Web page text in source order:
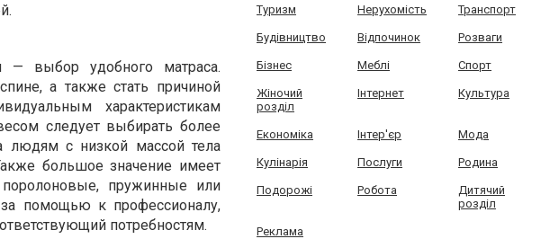
— выбор удобного матраса.
а также стать причиной
характеристикам
следует выбирать более
людям с низкой массой тела
большое значение имеет
пружинные или
помощью к профессионалу,
потребностям.
Туризм Нерухомість Транспорт
Будівництво Відпочинок Розваги
Бізнес Меблі Спорт
Жіночий
розділ
Інтернет Культура
Економіка Інтер'єр Мода
Кулінарія Послуги Родина
Подорожі Робота
Дитячий
розділ
Реклама